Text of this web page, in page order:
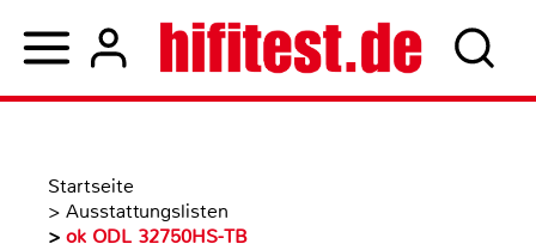
Startseite
> Ausstattungslisten
> ok ODL 32750HS-TB